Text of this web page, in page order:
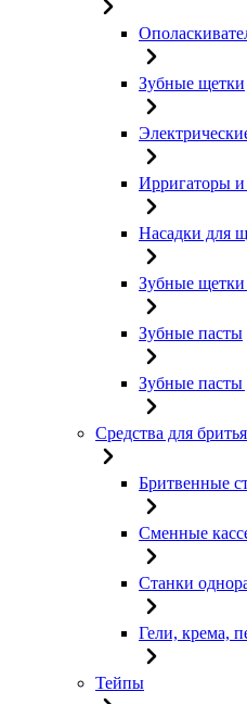
Зубные щетки
Ирригаторы
Насадки для
Зубные щетки
Зубные пасты
Зубные пасты
Средства для бритья
Бритвенные
Сменные
Станки
Гели, крема,
Тейпы